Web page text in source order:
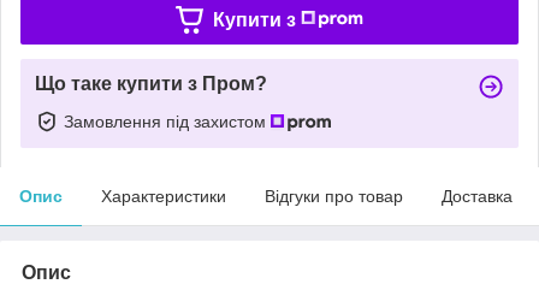
Купити з
Що таке купити з Пром?
Замовлення під захистом
Опис Характеристики Відгуки про товар Доставка
Опис